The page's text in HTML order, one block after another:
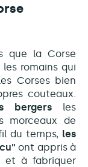
que la Corse
romains qui
Corses bien
couteaux.
bergers les
morceaux de
du temps, les
ont appris à
et à fabriquer